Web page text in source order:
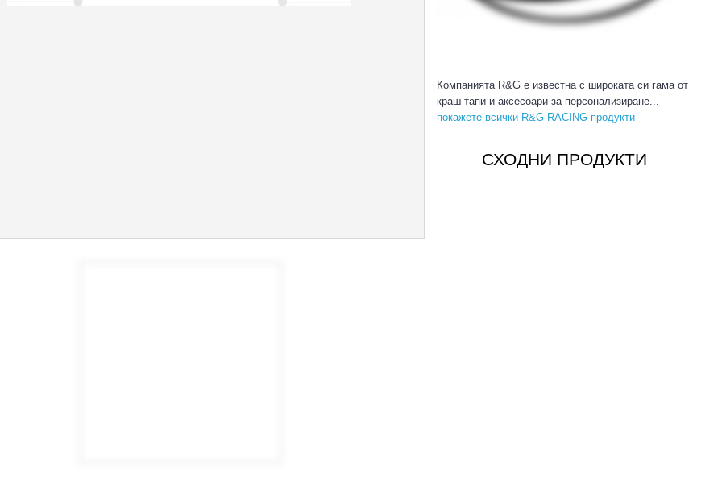
Компанията R&G е известна с широката си гама от
краш тапи и аксесоари за персонализиране...
покажете всички R&G RACING продукти
СХОДНИ ПРОДУКТИ